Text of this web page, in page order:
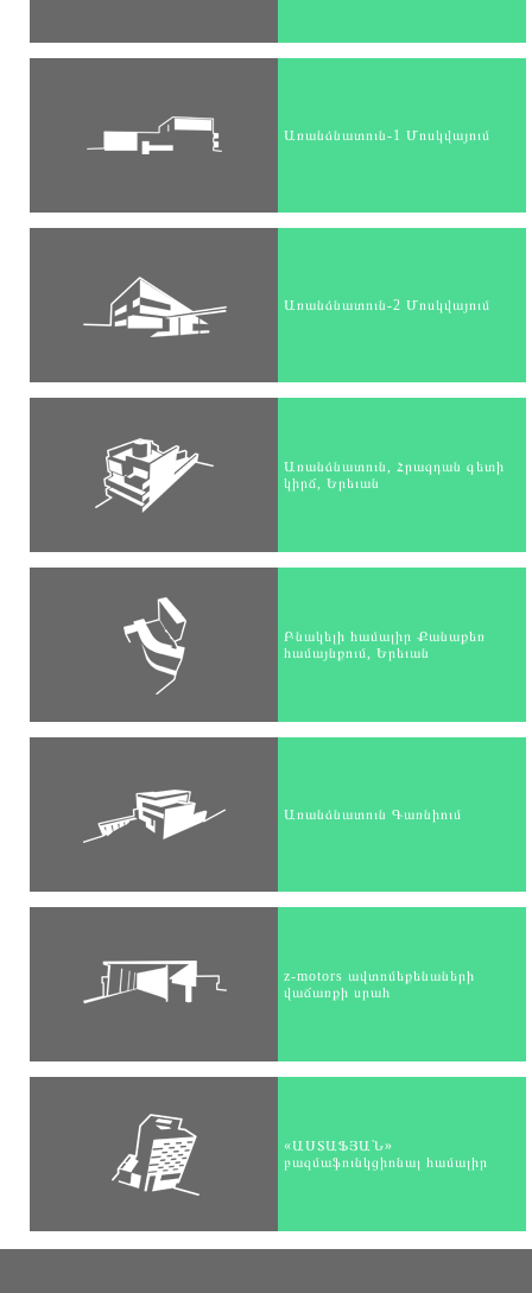
Առանձնատուն-1 Մոսկվայում
Առանձնատուն-2 Մոսկվայում
Առանձնատուն, Հրազդան գետի
կիրճ, Երեւան
Բնակելի համալիր Քանաքեռ
համայնքում, Երեւան
Առանձնատուն Գառնիում
z-motors ավտոմեքենաների
վաճառքի սրահ
«ԱՍՏԱՖՅԱՆ»
բազմաֆունկցիոնալ համալիր